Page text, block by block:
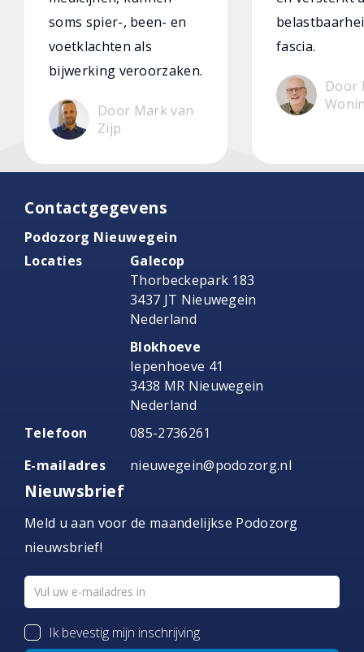
soms spier-, been- en
voetklachten als
bijwerking veroorzaken.
Door Mark van
Zijp
fascia.
Door
Contactgegevens
Podozorg Nieuwegein
Locaties
Galecop
Thorbeckepark 183
3437 JT Nieuwegein
Nederland
Blokhoeve
Iepenhoeve 41
3438 MR Nieuwegein
Nederland
Telefoon
085-2736261
E-mailadres
nieuwegein@podozorg.nl
Nieuwsbrief
Meld u aan voor de maandelijkse Podozorg
nieuwsbrief!